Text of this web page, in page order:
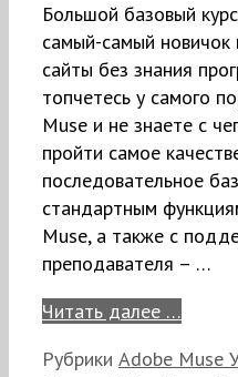
Большой базовый
самый-самый новичок
сайты без знания
топчетесь у самого
Muse и не знаете с
пройти самое
последовательное
стандартным
Muse, а также c
преподавателя – …
Читать далее …
Рубрики Adobe Muse